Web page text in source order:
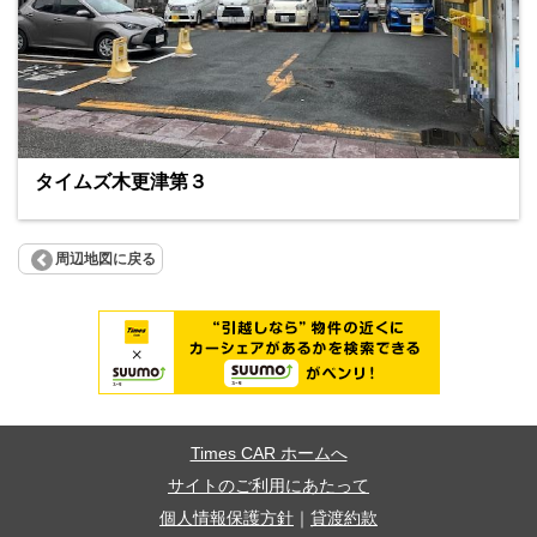
タイムズ木更津第３
周辺地図に戻る
Times CAR ホームへ
サイトのご利用にあたって
個人情報保護方針
貸渡約款